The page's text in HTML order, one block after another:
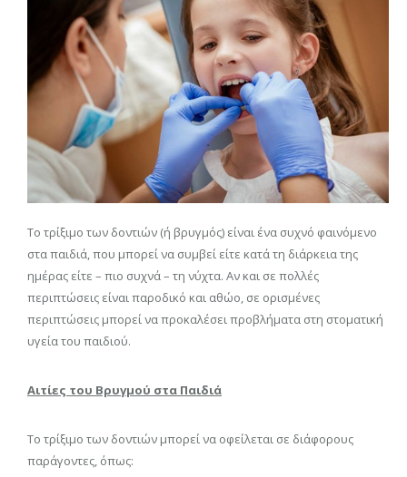
Το τρίξιμο των δοντιών (ή βρυγμός) είναι ένα συχνό φαινόμενο
στα παιδιά, που μπορεί να συμβεί είτε κατά τη διάρκεια της
ημέρας είτε – πιο συχνά – τη νύχτα. Αν και σε πολλές
περιπτώσεις είναι παροδικό και αθώο, σε ορισμένες
περιπτώσεις μπορεί να προκαλέσει προβλήματα στη στοματική
υγεία του παιδιού.
Αιτίες του Βρυγμού στα Παιδιά
Το τρίξιμο των δοντιών μπορεί να οφείλεται σε διάφορους
παράγοντες, όπως: